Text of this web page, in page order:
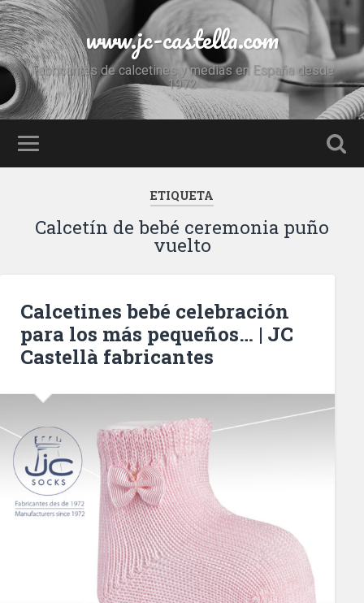
www.jc-castella.com
Fabricantes de calcetines y medias en España desde
1972
ETIQUETA
Calcetín de bebé ceremonia puño
vuelto
Calcetines bebé celebración
para los más pequeños… | JC
Castellà fabricantes